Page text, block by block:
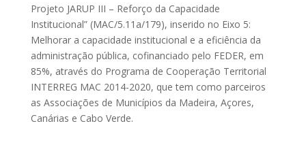
Projeto JARUP III – Reforço da Capacidade
Institucional” (MAC/5.11a/179), inserido no Eixo 5:
Melhorar a capacidade institucional e a eficiência da
administração pública, cofinanciado pelo FEDER, em
85%, através do Programa de Cooperação Territorial
INTERREG MAC 2014-2020, que tem como parceiros
as Associações de Municípios da Madeira, Açores,
Canárias e Cabo Verde.